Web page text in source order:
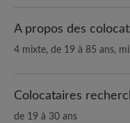
A propos des
4 mixte, de 19 à 85 ans,
Colocataires
de 19 à 30 ans